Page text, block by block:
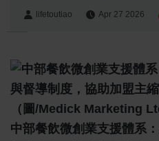
lifetoutiao Apr 27 2026
中部餐飲微創業支援體系